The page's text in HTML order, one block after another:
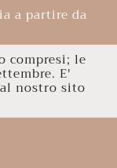
a partire da
compresi; le
E'
nostro sito